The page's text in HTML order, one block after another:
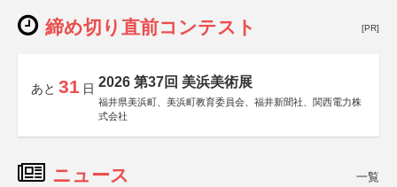
締め切り直前コンテスト [PR]
あと 31 日 2026 第37回 美浜美術展
福井県美浜町、美浜町教育委員会、福井新聞社、関西電力株
式会社
ニュース 一覧